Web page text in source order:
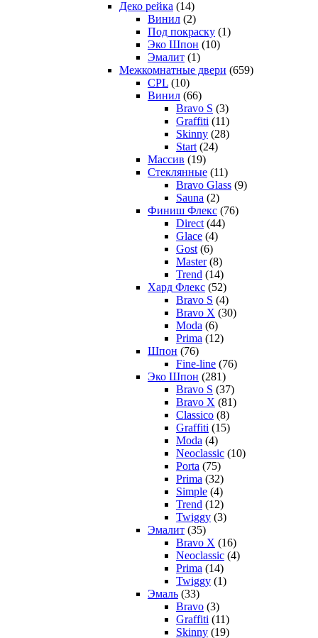
Деко рейка (14)
Винил (2)
Под покраску (1)
Эко Шпон (10)
Эмалит (1)
Межкомнатные двери (659)
CPL (10)
Винил (66)
Bravo S (3)
Graffiti (11)
Skinny (28)
Start (24)
Массив (19)
Стеклянные (11)
Bravo Glass (9)
Sauna (2)
Финиш Флекс (76)
Direct (44)
Glace (4)
Gost (6)
Master (8)
Trend (14)
Хард Флекс (52)
Bravo S (4)
Bravo X (30)
Moda (6)
Prima (12)
Шпон (76)
Fine-line (76)
Эко Шпон (281)
Bravo S (37)
Bravo X (81)
Classico (8)
Graffiti (15)
Moda (4)
Neoclassic (10)
Porta (75)
Prima (32)
Simple (4)
Trend (12)
Twiggy (3)
Эмалит (35)
Bravo X (16)
Neoclassic (4)
Prima (14)
Twiggy (1)
Эмаль (33)
Bravo (3)
Graffiti (11)
Skinny (19)